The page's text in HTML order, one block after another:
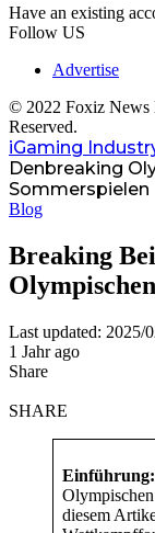
Have an existing
Follow US
Advertise
© 2022 Foxiz News
Reserved.
iGaming
Denbreaking
Sommerspielen
Blog
Breaking
Last updated: 2025/
1 Jahr ago
Share
SHARE
Einführung:
diesem